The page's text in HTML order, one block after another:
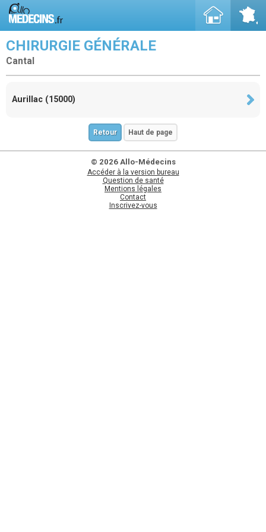
CHIRURGIE GÉNÉRALE
Cantal
Aurillac (15000)
Retour Haut de page
© 2026 Allo-Médecins
Accéder à la version bureau
Question de santé
Mentions légales
Contact
Inscrivez-vous